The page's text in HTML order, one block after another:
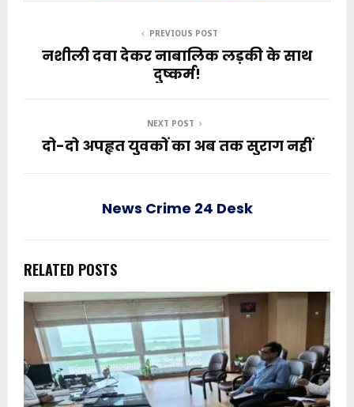
PREVIOUS POST
नशीली दवा देकर नाबालिक लड़की के साथ
दुष्कर्म!
NEXT POST
दो-दो अपहृत युवकों का अब तक सुराग नहीं
News Crime 24 Desk
RELATED POSTS